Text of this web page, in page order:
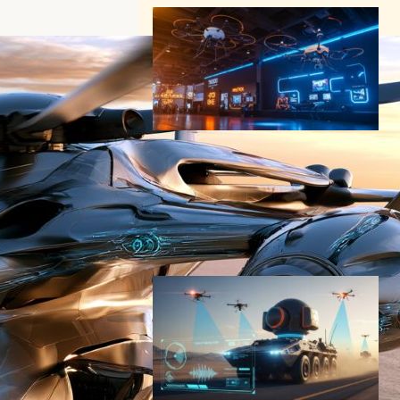
AIBOT T500・Angel Aerial
Trio：Commercial UAV
Expo 2025で発表された次世
代ドローン技術
ドローンニュース
2025年9月14日17:30